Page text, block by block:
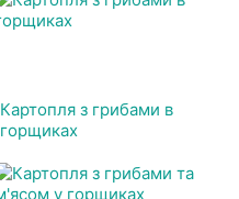
Картопля з грибами в
горщиках